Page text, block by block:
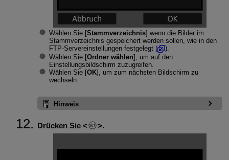
Wählen Sie [Stammverzeichnis] wenn die Bilder im
Stammverzeichnis gespeichert werden sollen, wie in den
FTP-Servereinstellungen festgelegt (
).
Wählen Sie [Ordner wählen], um auf den
Einstellungsbildschirm zuzugreifen.
Wählen Sie [OK], um zum nächsten Bildschirm zu
wechseln.
Hinweis
Drücken Sie .